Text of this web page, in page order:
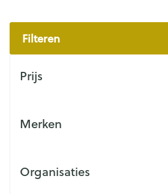
Filteren
Prijs
Merken
Organisaties